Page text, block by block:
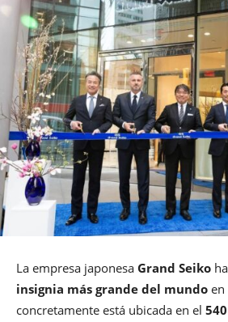
La empresa japonesa Grand Seiko
insignia más grande del mundo en
concretamente está ubicada en el